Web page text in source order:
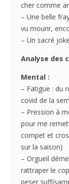
cher comme
– Une belle
vu mourir,
– Un sacré
Analyse des
Mental :
– Fatigue : du
covid de la
– Pression à
pour me
compet et
sur la saison)
– Orgueil
rattraper le
peser